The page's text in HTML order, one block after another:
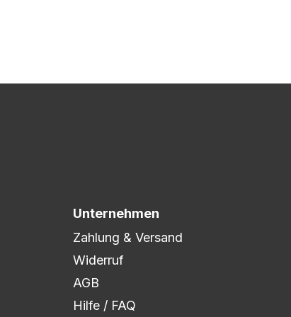
eure Wünsche
und die
Unternehmen
Zahlung & Versand
Widerruf
AGB
Hilfe / FAQ